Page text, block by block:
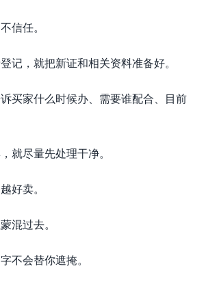
信任。
记，就把新证和相关资料准备好。
买家什么时候办、需要谁配合、目前
就尽量先处理干净。
好卖。
混过去。
不会替你遮掩。